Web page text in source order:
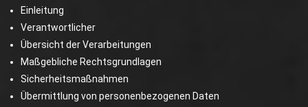
Einleitung
Verantwortlicher
Übersicht der Verarbeitungen
Maßgebliche Rechtsgrundlagen
Sicherheitsmaßnahmen
Übermittlung von personenbezogenen Daten